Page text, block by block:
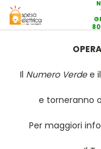
Il Numero Verdee il
e torneranno
Per maggiori